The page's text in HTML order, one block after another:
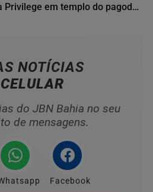
Privilege em templo do pagode
NOTÍCIAS
do JBN Bahia no seu
de mensagens.
Facebook